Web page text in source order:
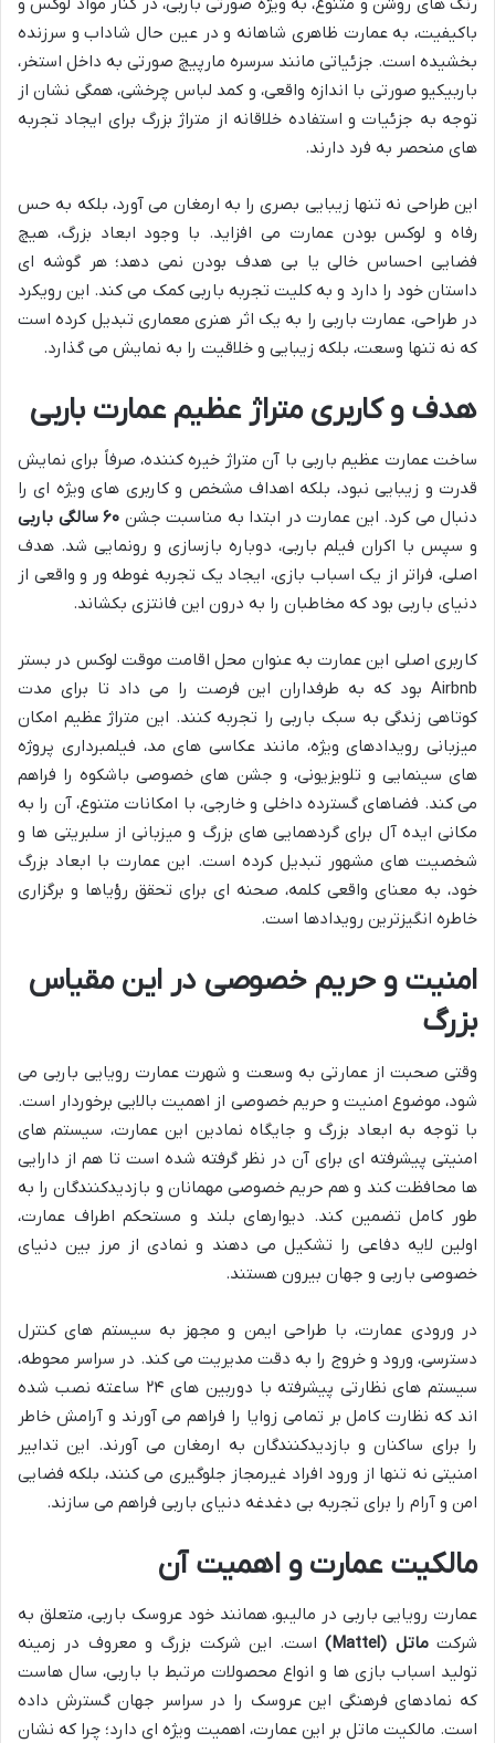
باکیفیت، به عمارت ظاهری شاهانه و در عین حال شاداب و سرزنده
بخشیده است. جزئیاتی مانند سرسره مارپیچ صورتی به داخل استخر،
باربیکیو صورتی با اندازه واقعی، و کمد لباس چرخشی، همگی نشان از
توجه به جزئیات و استفاده خلاقانه از متراژ بزرگ برای ایجاد تجربه
های منحصر به فرد دارند.
این طراحی نه تنها زیبایی بصری را به ارمغان می آورد، بلکه به حس
رفاه و لوکس بودن عمارت می افزاید. با وجود ابعاد بزرگ، هیچ
فضایی احساس خالی یا بی هدف بودن نمی دهد؛ هر گوشه ای
داستان خود را دارد و به کلیت تجربه باربی کمک می کند. این رویکرد
در طراحی، عمارت باربی را به یک اثر هنری معماری تبدیل کرده است
که نه تنها وسعت، بلکه زیبایی و خلاقیت را به نمایش می گذارد.
هدف و کاربری متراژ عظیم عمارت باربی
ساخت عمارت عظیم باربی با آن متراژ خیره کننده، صرفاً برای نمایش
قدرت و زیبایی نبود، بلکه اهداف مشخص و کاربری های ویژه ای را
دنبال می کرد. این عمارت در ابتدا به مناسبت جشن ۶۰ سالگی باربی
و سپس با اکران فیلم باربی، دوباره بازسازی و رونمایی شد. هدف
اصلی، فراتر از یک اسباب بازی، ایجاد یک تجربه غوطه ور و واقعی از
دنیای باربی بود که مخاطبان را به درون این فانتزی بکشاند.
کاربری اصلی این عمارت به عنوان محل اقامت موقت لوکس در بستر
Airbnb بود که به طرفداران این فرصت را می داد تا برای مدت
کوتاهی زندگی به سبک باربی را تجربه کنند. این متراژ عظیم امکان
میزبانی رویدادهای ویژه، مانند عکاسی های مد، فیلمبرداری پروژه
های سینمایی و تلویزیونی، و جشن های خصوصی باشکوه را فراهم
می کند. فضاهای گسترده داخلی و خارجی، با امکانات متنوع، آن را به
مکانی ایده آل برای گردهمایی های بزرگ و میزبانی از سلبریتی ها و
شخصیت های مشهور تبدیل کرده است. این عمارت با ابعاد بزرگ
خود، به معنای واقعی کلمه، صحنه ای برای تحقق رؤیاها و برگزاری
خاطره انگیزترین رویدادها است.
امنیت و حریم خصوصی در این مقیاس
بزرگ
وقتی صحبت از عمارتی به وسعت و شهرت عمارت رویایی باربی می
شود، موضوع امنیت و حریم خصوصی از اهمیت بالایی برخوردار است.
با توجه به ابعاد بزرگ و جایگاه نمادین این عمارت، سیستم های
امنیتی پیشرفته ای برای آن در نظر گرفته شده است تا هم از دارایی
ها محافظت کند و هم حریم خصوصی مهمانان و بازدیدکنندگان را به
طور کامل تضمین کند. دیوارهای بلند و مستحکم اطراف عمارت،
اولین لایه دفاعی را تشکیل می دهند و نمادی از مرز بین دنیای
خصوصی باربی و جهان بیرون هستند.
در ورودی عمارت، با طراحی ایمن و مجهز به سیستم های کنترل
دسترسی، ورود و خروج را به دقت مدیریت می کند. در سراسر محوطه،
سیستم های نظارتی پیشرفته با دوربین های ۲۴ ساعته نصب شده
اند که نظارت کامل بر تمامی زوایا را فراهم می آورند و آرامش خاطر
را برای ساکنان و بازدیدکنندگان به ارمغان می آورند. این تدابیر
امنیتی نه تنها از ورود افراد غیرمجاز جلوگیری می کنند، بلکه فضایی
امن و آرام را برای تجربه بی دغدغه دنیای باربی فراهم می سازند.
مالکیت عمارت و اهمیت آن
عمارت رویایی باربی در مالیبو، همانند خود عروسک باربی، متعلق به
شرکتماتل (Mattel)
است. این شرکت بزرگ و معروف در زمینه
تولید اسباب بازی ها و انواع محصولات مرتبط با باربی، سال هاست
که نمادهای فرهنگی این عروسک را در سراسر جهان گسترش داده
است. مالکیت ماتل بر این عمارت، اهمیت ویژه ای دارد؛ چرا که نشان